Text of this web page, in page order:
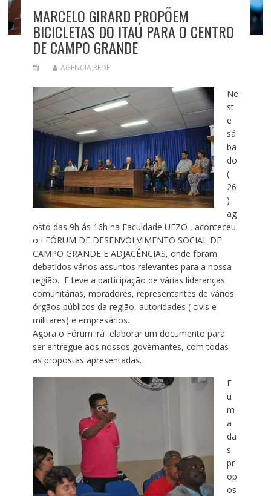
MARCELO GIRARD PROPÕEM
BICICLETAS DO ITAÚ PARA O CENTRO
DE CAMPO GRANDE
AGENCIA REDE
Ne
st
e
sá
ba
do
(
26
)
ag
osto das 9h ás 16h na Faculdade UEZO , aconteceu
o I FÓRUM DE DESENVOLVIMENTO SOCIAL DE
CAMPO GRANDE E ADJACÊNCIAS, onde foram
debatidos vários assuntos relevantes para a nossa
região. E teve a participação de várias lideranças
comunitárias, moradores, representantes de vários
órgãos públicos da região, autoridades ( civis e
militares) e empresários.
Agora o Fórum irá elaborar um documento para
ser entregue aos nossos governantes, com todas
as propostas apresentadas.
E
u
m
a
da
s
pr
op
os